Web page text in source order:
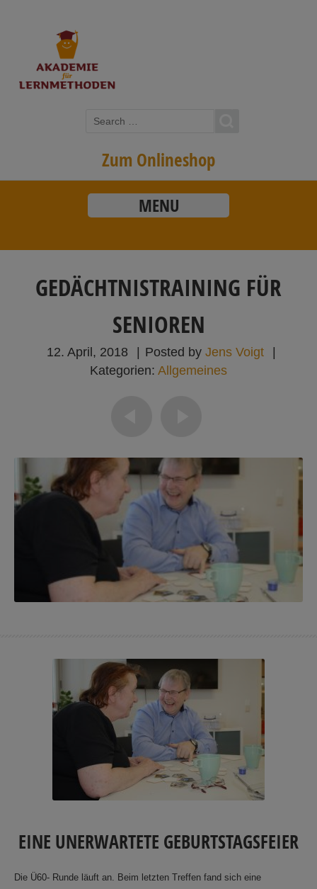
Zum Onlineshop
MENU
GEDÄCHTNISTRAINING FÜR
SENIOREN
12. April, 2018 | Posted by Jens Voigt
|
Kategorien: Allgemeines
EINE UNERWARTETE GEBURTSTAGSFEIER
Die Ü60- Runde läuft an. Beim letzten Treffen fand sich eine